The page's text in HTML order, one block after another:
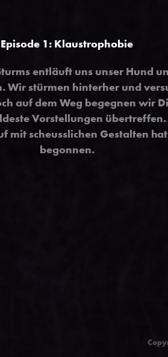
Episode 1: Klaustrophobie
entläuft uns unser Hund
Wir stürmen hinterher und
auf dem Weg begegnen wir
Vorstellungen übertreffen.
mit scheusslichen Gestalten
begonnen.